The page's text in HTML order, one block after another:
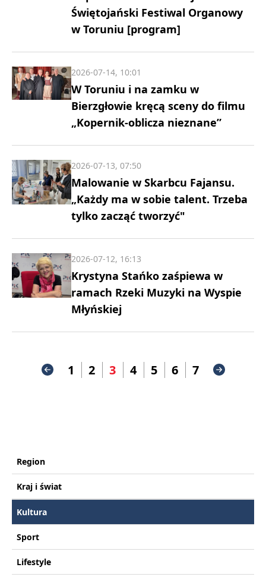
Świętojański Festiwal Organowy
w Toruniu [program]
W Toruniu i na zamku w
Bierzgłowie kręcą sceny do filmu
„Kopernik-oblicza nieznane”
2026-07-14, 10:01
Malowanie w Skarbcu Fajansu.
„Każdy ma w sobie talent. Trzeba
tylko zacząć tworzyć"
2026-07-13, 07:50
Krystyna Stańko zaśpiewa w
ramach Rzeki Muzyki na Wyspie
Młyńskiej
2026-07-12, 16:13
1 2 3 4 5 6 7
Region
Kraj i świat
Kultura
Sport
Lifestyle